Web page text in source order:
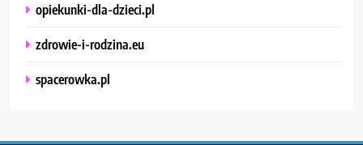
opiekunki-dla-dzieci.pl
zdrowie-i-rodzina.eu
spacerowka.pl